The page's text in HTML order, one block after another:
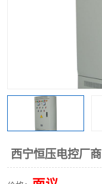
西宁恒压电控厂商